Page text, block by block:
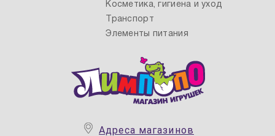
Адреса магазинов
Косметика, гигиена и уход
Транспорт
Элементы питания